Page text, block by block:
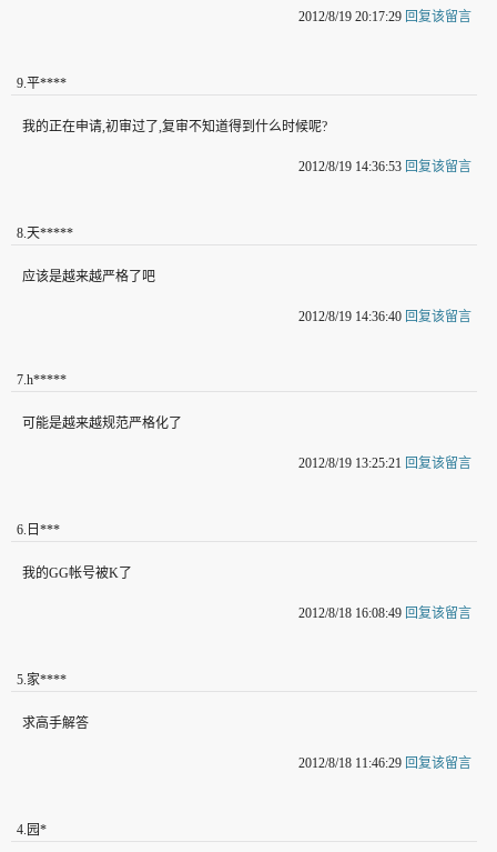
2012/8/19 20:17:29 回复该留言
9.平****
我的正在申请,初审过了,复审不知道得到什么时候呢?
2012/8/19 14:36:53 回复该留言
8.天*****
应该是越来越严格了吧
2012/8/19 14:36:40 回复该留言
7.h*****
可能是越来越规范严格化了
2012/8/19 13:25:21 回复该留言
6. 日***
我的GG帐号被K了
2012/8/18 16:08:49 回复该留言
5.家****
求高手解答
2012/8/18 11:46:29 回复该留言
4. 园*